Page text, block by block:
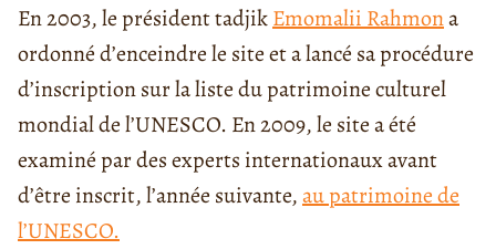
En 2003, le président tadjikEmomalii Rahmona
ordonné d’enceindre le site et a lancé sa procédure
d’inscription sur la liste du patrimoine culturel
mondial de l’UNESCO. En 2009, le site a été
examiné par des experts internationaux avant
d’être inscrit, l’année suivante,au patrimoine de
l’UNESCO.